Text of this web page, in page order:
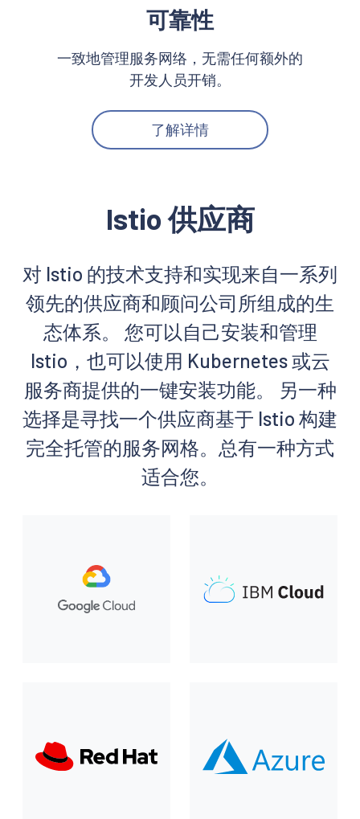
可靠性
一致地管理服务网络，无需任何额外的
开发人员开销。
了解详情
Istio 供应商
对 Istio 的技术支持和实现来自一系列
领先的供应商和顾问公司所组成的生
态体系。 您可以自己安装和管理
Istio，也可以使用 Kubernetes 或云
服务商提供的一键安装功能。 另一种
选择是寻找一个供应商基于 Istio 构建
完全托管的服务网格。总有一种方式
适合您。